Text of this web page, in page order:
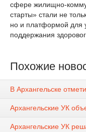
сфере жилищно-
старты» стали не
но и платформой для
поддержания
Похожие
В Архангельске
Архангельские УК
Архангельские УК